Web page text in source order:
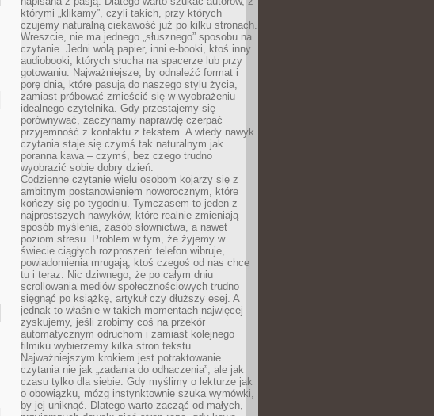
którymi „klikamy”, czyli takich, przy których
czujemy naturalną ciekawość już po kilku stronach.
Wreszcie, nie ma jednego „słusznego” sposobu na
czytanie. Jedni wolą papier, inni e-booki, ktoś inny
audiobooki, których słucha na spacerze lub przy
gotowaniu. Najważniejsze, by odnaleźć format i
porę dnia, które pasują do naszego stylu życia,
zamiast próbować zmieścić się w wyobrażeniu
idealnego czytelnika. Gdy przestajemy się
porównywać, zaczynamy naprawdę czerpać
przyjemność z kontaktu z tekstem. A wtedy nawyk
czytania staje się czymś tak naturalnym jak
poranna kawa – czymś, bez czego trudno
wyobrazić sobie dobry dzień.
Codzienne czytanie wielu osobom kojarzy się z
ambitnym postanowieniem noworocznym, które
kończy się po tygodniu. Tymczasem to jeden z
najprostszych nawyków, które realnie zmieniają
sposób myślenia, zasób słownictwa, a nawet
poziom stresu. Problem w tym, że żyjemy w
świecie ciągłych rozproszeń: telefon wibruje,
powiadomienia mrugają, ktoś czegoś od nas chce
tu i teraz. Nic dziwnego, że po całym dniu
scrollowania mediów społecznościowych trudno
sięgnąć po książkę, artykuł czy dłuższy esej. A
jednak to właśnie w takich momentach najwięcej
zyskujemy, jeśli zrobimy coś na przekór
automatycznym odruchom i zamiast kolejnego
filmiku wybierzemy kilka stron tekstu.
Najważniejszym krokiem jest potraktowanie
czytania nie jak „zadania do odhaczenia”, ale jak
czasu tylko dla siebie. Gdy myślimy o lekturze jak
o obowiązku, mózg instynktownie szuka wymówki,
by jej uniknąć. Dlatego warto zacząć od małych,